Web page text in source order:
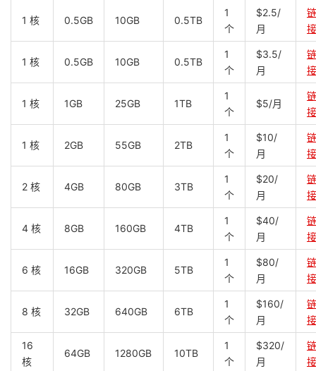
1 核 0.5GB 10GB 0.5TB
1
个
$2.5/
月
链
接
1 核 0.5GB 10GB 0.5TB
1
个
$3.5/
月
链
接
1 核 1GB 25GB 1TB
1
个
$5/月
链
接
1 核 2GB 55GB 2TB
1
个
$10/
月
链
接
2 核 4GB 80GB 3TB
1
个
$20/
月
链
接
4 核 8GB 160GB 4TB
1
个
$40/
月
链
接
6 核 16GB 320GB 5TB
1
个
$80/
月
链
接
8 核 32GB 640GB 6TB
1
个
$160/
月
链
接
16
核
64GB 1280GB 10TB
1
个
$320/
月
链
接